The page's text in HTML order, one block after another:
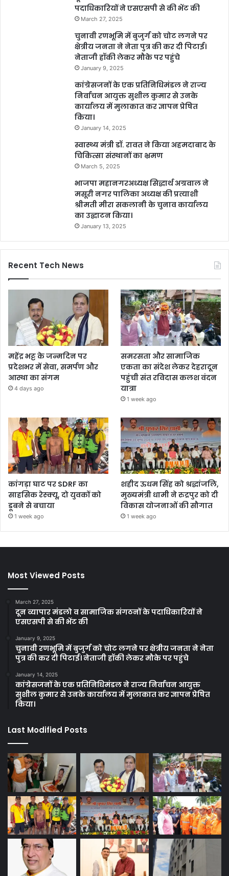
पदाधिकारियों ने एसएसपी से की भेंट की
March 27, 2025
चुनावी रणभूमि में बुजुर्ग को चोट लगने पर
क्षेत्रीय जनता ने नेता पुत्र की कर दी पिटाई।
नेताजी हॉकी लेकर मौके पर पहुंचे
January 9, 2025
कांग्रेसजनों के एक प्रतिनिधिमंडल ने राज्य
निर्वाचन आयुक्त सुशील कुमार से उनके
कार्यालय में मुलाकात कर ज्ञापन प्रेषित
किया।
January 14, 2025
स्वास्थ्य मंत्री डॉ. रावत ने किया अहमदाबाद के
चिकित्सा संस्थानों का भ्रमण
March 5, 2025
भाजपा महानगरअध्यक्ष सिद्धार्थ अग्रवाल ने
मसूरी नगर पालिका अध्यक्ष की प्रत्याशी
श्रीमती मीरा सकलानी के चुनाव कार्यालय
का उद्घाटन किया।
January 13, 2025
Recent Tech News
महेंद्र भट्ट के जन्मदिन पर
प्रदेशभर में सेवा, समर्पण और
आस्था का संगम
4 days ago
समरसता और सामाजिक
एकता का संदेश लेकर देहरादून
पहुंची संत रविदास कलश वंदन
यात्रा
1 week ago
कांगड़ा घाट पर SDRF का
साहसिक रेस्क्यू, दो युवकों को
डूबने से बचाया
1 week ago
शहीद ऊधम सिंह को श्रद्धांजलि,
मुख्यमंत्री धामी ने रुद्रपुर को दी
विकास योजनाओं की सौगात
1 week ago
Most Viewed Posts
March 27, 2025
दून व्यापार मंडलो व सामाजिक संगठनों के पदाधिकारियों ने
एसएसपी से की भेंट की
January 9, 2025
चुनावी रणभूमि में बुजुर्ग को चोट लगने पर क्षेत्रीय जनता ने नेता
पुत्र की कर दी पिटाई। नेताजी हॉकी लेकर मौके पर पहुंचे
January 14, 2025
कांग्रेसजनों के एक प्रतिनिधिमंडल ने राज्य निर्वाचन आयुक्त
सुशील कुमार से उनके कार्यालय में मुलाकात कर ज्ञापन प्रेषित
किया।
Last Modified Posts